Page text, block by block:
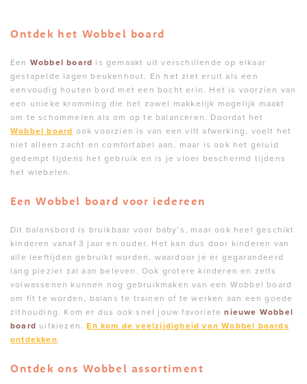
Ontdek het Wobbel board
Een Wobbel board is gemaakt uit verschillende op elkaar
gestapelde lagen beukenhout. En het ziet eruit als een
eenvoudig houten bord met een bocht erin. Het is voorzien van
een unieke kromming die het zowel makkelijk mogelijk maakt
om te schommelen als om op te balanceren. Doordat het
Wobbel board ook voorzien is van een vilt afwerking, voelt het
niet alleen zacht en comfortabel aan, maar is ook het geluid
gedempt tijdens het gebruik en is je vloer beschermd tijdens
het wiebelen.
Een Wobbel board voor iedereen
Dit balansbord is bruikbaar voor baby’s, maar ook heel geschikt
kinderen vanaf 3 jaar en ouder. Het kan dus door kinderen van
alle leeftijden gebruikt worden, waardoor je er gegarandeerd
lang plezier zal aan beleven. Ook grotere kinderen en zelfs
volwassenen kunnen nog gebruikmaken van een Wobbel board
om fit te worden, balans te trainen of te werken aan een goede
zithouding. Kom er dus ook snel jouw favorietenieuwe Wobbel
board uitkiezen.En kom de veelzijdigheid van Wobbel boards
ontdekken.
Ontdek ons Wobbel assortiment